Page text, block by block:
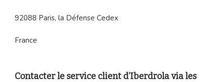
92088 Paris, la Défense Cedex
France
Contacter le service client d’Iberdrola via les